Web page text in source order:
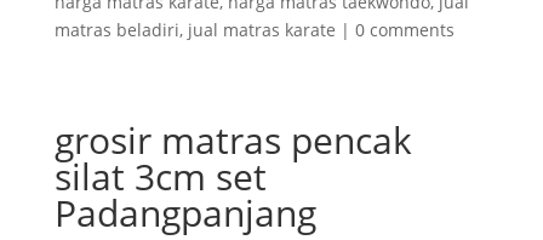
matras beladiri, jual matras karate | 0 comments
grosir matras pencak
silat 3cm set
Padangpanjang